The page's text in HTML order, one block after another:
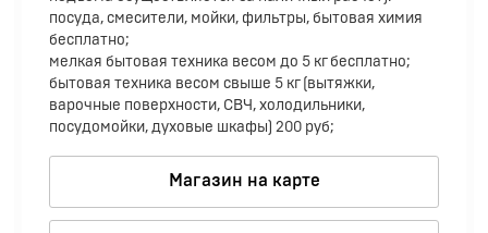
посуда, смесители, мойки, фильтры, бытовая химия
бесплатно;
мелкая бытовая техника весом до 5 кг бесплатно;
бытовая техника весом свыше 5 кг (вытяжки,
варочные поверхности, СВЧ, холодильники,
посудомойки, духовые шкафы) 200 руб;
Магазин на карте